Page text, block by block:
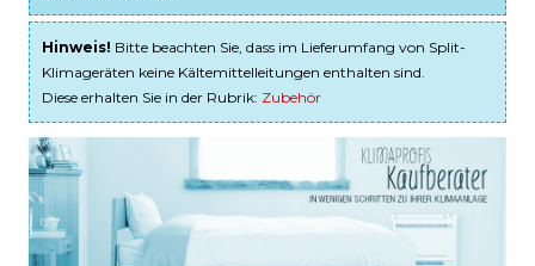
Hinweis! Bitte beachten Sie, dass im Lieferumfang von Split-
Klimageräten keine Kältemittelleitungen enthalten sind.
Diese erhalten Sie in der Rubrik: Zubehör